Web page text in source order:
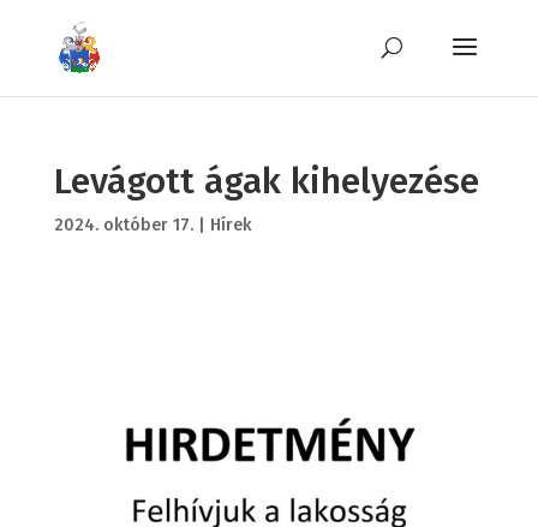
Levágott ágak kihelyezése
2024. október 17.| Hírek